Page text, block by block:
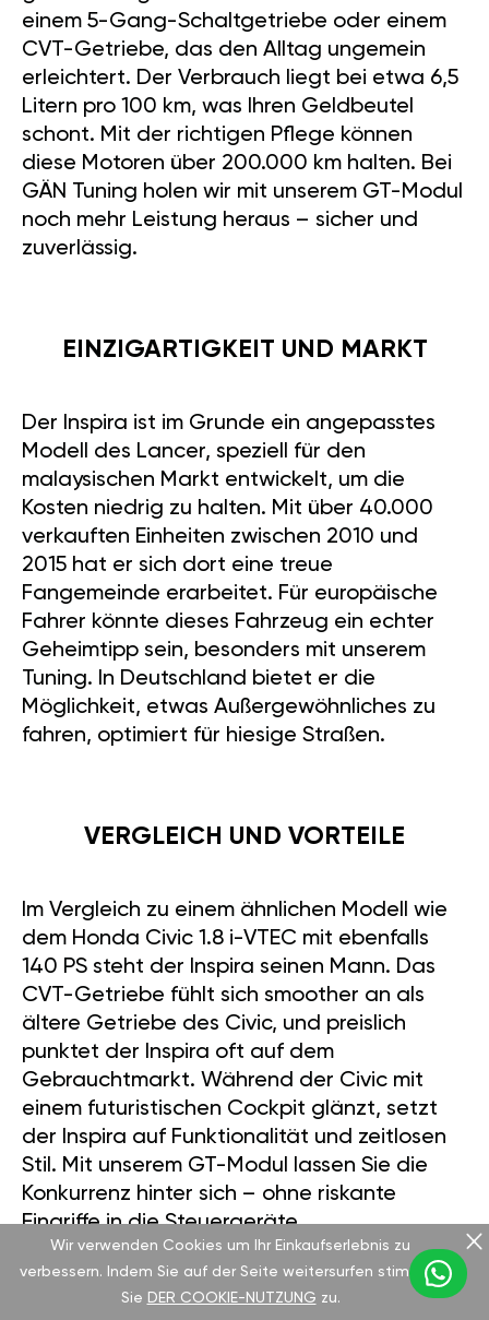
einem 5-Gang-Schaltgetriebe oder einem
CVT-Getriebe, das den Alltag ungemein
erleichtert. Der Verbrauch liegt bei etwa 6,5
Litern pro 100 km, was Ihren Geldbeutel
schont. Mit der richtigen Pflege können
diese Motoren über 200.000 km halten. Bei
GÄN Tuning holen wir mit unserem GT-Modul
noch mehr Leistung heraus – sicher und
zuverlässig.
EINZIGARTIGKEIT UND MARKT
Der Inspira ist im Grunde ein angepasstes
Modell des Lancer, speziell für den
malaysischen Markt entwickelt, um die
Kosten niedrig zu halten. Mit über 40.000
verkauften Einheiten zwischen 2010 und
2015 hat er sich dort eine treue
Fangemeinde erarbeitet. Für europäische
Fahrer könnte dieses Fahrzeug ein echter
Geheimtipp sein, besonders mit unserem
Tuning. In Deutschland bietet er die
Möglichkeit, etwas Außergewöhnliches zu
fahren, optimiert für hiesige Straßen.
VERGLEICH UND VORTEILE
Im Vergleich zu einem ähnlichen Modell wie
dem Honda Civic 1.8 i-VTEC mit ebenfalls
140 PS steht der Inspira seinen Mann. Das
CVT-Getriebe fühlt sich smoother an als
ältere Getriebe des Civic, und preislich
punktet der Inspira oft auf dem
Gebrauchtmarkt. Während der Civic mit
einem futuristischen Cockpit glänzt, setzt
der Inspira auf Funktionalität und zeitlosen
Stil. Mit unserem GT-Modul lassen Sie die
Konkurrenz hinter sich – ohne riskante
Eingriffe in die Steuergeräte.
Wir verwenden Cookies um Ihr Einkaufserlebnis zu
verbessern. Indem Sie auf der Seite weitersurfen stimmen
Sie DER COOKIE-NUTZUNG zu.